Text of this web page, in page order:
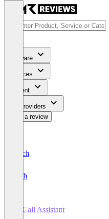
Software
Services
Content
For Providers
Write a review
Deutsch
English
AI Call Assistant